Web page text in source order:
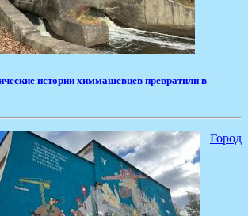
истории химмашевцев превратили в
Город